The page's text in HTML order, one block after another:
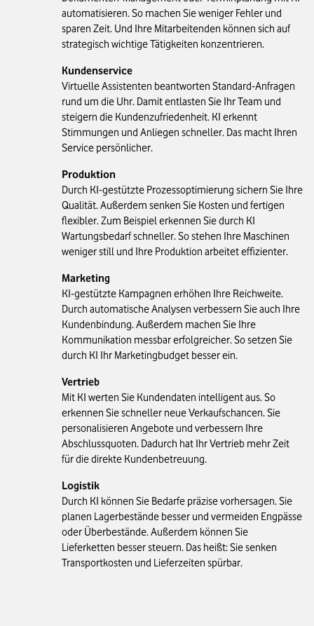
automatisieren. So machen Sie weniger Fehler und
sparen Zeit. Und Ihre Mitarbeitenden können sich auf
strategisch wichtige Tätigkeiten konzentrieren.
Kundenservice
Virtuelle Assistenten beantworten Standard-Anfragen
rund um die Uhr. Damit entlasten Sie Ihr Team und
steigern die Kundenzufriedenheit. KI erkennt
Stimmungen und Anliegen schneller. Das macht Ihren
Service persönlicher.
Produktion
Durch KI-gestützte Prozessoptimierung sichern Sie Ihre
Qualität. Außerdem senken Sie Kosten und fertigen
flexibler. Zum Beispiel erkennen Sie durch KI
Wartungsbedarf schneller. So stehen Ihre Maschinen
weniger still und Ihre Produktion arbeitet effizienter.
Marketing
KI-gestützte Kampagnen erhöhen Ihre Reichweite.
Durch automatische Analysen verbessern Sie auch Ihre
Kundenbindung. Außerdem machen Sie Ihre
Kommunikation messbar erfolgreicher. So setzen Sie
durch KI Ihr Marketingbudget besser ein.
Vertrieb
Mit KI werten Sie Kundendaten intelligent aus. So
erkennen Sie schneller neue Verkaufschancen. Sie
personalisieren Angebote und verbessern Ihre
Abschlussquoten. Dadurch hat Ihr Vertrieb mehr Zeit
für die direkte Kundenbetreuung.
Logistik
Durch KI können Sie Bedarfe präzise vorhersagen. Sie
planen Lagerbestände besser und vermeiden Engpässe
oder Überbestände. Außerdem können Sie
Lieferketten besser steuern. Das heißt: Sie senken
Transportkosten und Lieferzeiten spürbar.